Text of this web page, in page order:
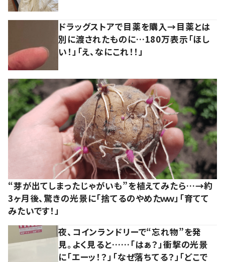
ドラッグストアで目薬を購入→目薬とは
別に渡されたものに…180万表示「ほし
い！」「え、なにこれ！！」
“芽が出てしまったじゃがいも”を植えてみたら…→約
3ヶ月後、驚きの光景に「捨てるのやめたｗｗ」「育てて
みたいです！」
夜、コインランドリーで“忘れ物”を発
見。よく見ると……「はぁ？」衝撃の光景
に「エーッ！？」「なぜ落ちてる？」「どこで